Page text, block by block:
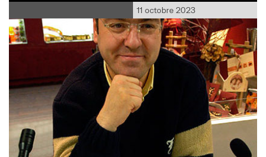
11 octobre 2023